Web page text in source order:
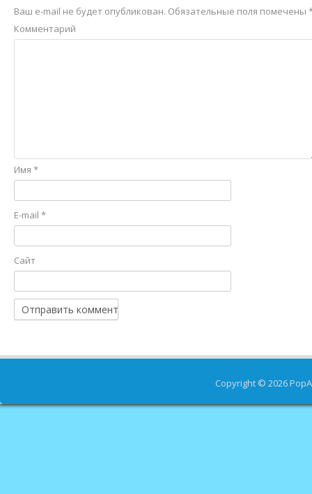
Ваш e-mail не будет опубликован. Обязательные поля помечены
Комментарий
Имя *
E-mail *
Сайт
Copyright © 2026